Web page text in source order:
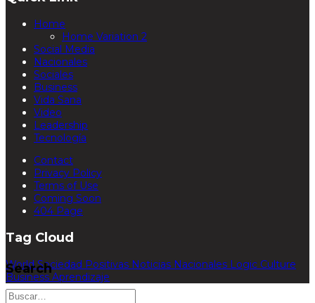
Home
Home Variation 2
Social Media
Nacionales
Sociales
Business
Vida Sana
Video
Leadership
Tecnología
Contact
Privacy Policy
Terms of Use
Coming Soon
404 Page
Tag Cloud
WorldSociedad Positivas Noticias Nacionales Logic Culture
BusinessAprendizaje
Search